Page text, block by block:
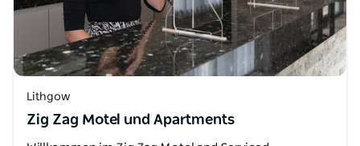
Lithgow
Zig Zag Motel und Apartments